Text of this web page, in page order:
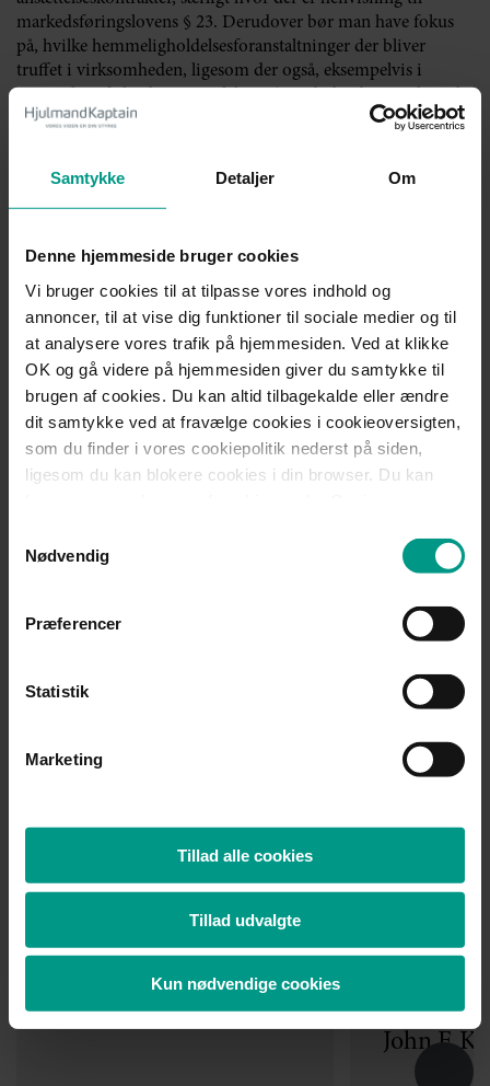
Samtykke Detaljer Om
Denne hjemmeside bruger cookies
Vi bruger cookies til at tilpasse vores indhold og
annoncer, til at vise dig funktioner til sociale medier og til
at analysere vores trafik på hjemmesiden. Ved at klikke
OK og gå videre på hjemmesiden giver du samtykke til
brugen af cookies. Du kan altid tilbagekalde eller ændre
dit samtykke ved at fravælge cookies i cookieoversigten,
som du finder i vores cookiepolitik nederst på siden,
ligesom du kan blokere cookies i din browser. Du kan
behandling af personoplysninger.
Nødvendig
Præferencer
Statistik
Marketing
Tillad alle cookies
Tillad udvalgte
Kun nødvendige cookies
markedsføringslovens § 23. Derudover bør man have fokus
på, hvilke hemmeligholdelsesforanstaltninger der bliver
truffet i virksomheden, ligesom der også, eksempelvis i
at undlade at videregive forretningshemmeligheder eller til at
have betydning for beskyttelsens omfang.
forretningshemmeligheder, så er du altid velkommen til at
kontakte os.
Kontakt
Jakob S. Johnsen
Mobil:+45 2215 1174
Nyheder
14.07.2026
HjulmandKaptain
rådgiver Nordiccraft &
Kreaværket
rådgiver
John F.